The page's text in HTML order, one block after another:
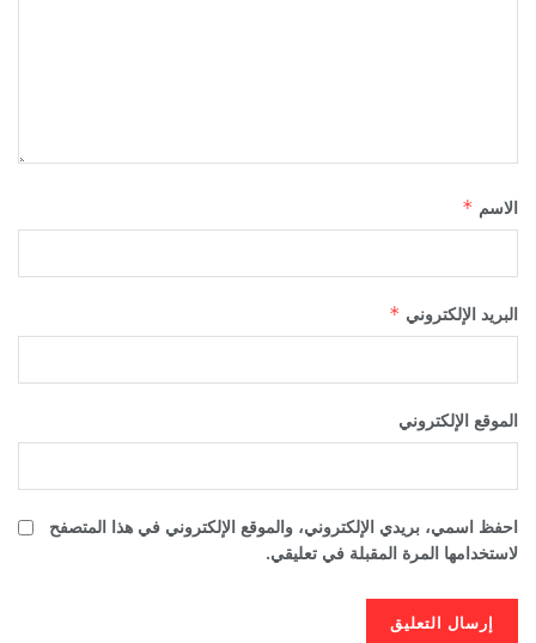
الاسم *
البريد الإلكتروني *
الموقع الإلكتروني
احفظ اسمي، بريدي الإلكتروني، والموقع الإلكتروني في هذا المتصفح
لاستخدامها المرة المقبلة في تعليقي.